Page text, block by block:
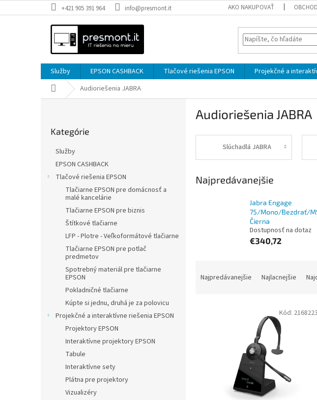
na
+421 905 391 964 info@presmont.it AKO NAKUPOVAŤ
Služby EPSON CASHBACK Tlačové riešenia EPSON Projekčné a
DomovAudioriešenia JABRA
kategórie
Kategórie
Služby
EPSON CASHBACK
Tlačové riešenia EPSON
Tlačiarne EPSON pre domácnosť a
malé kancelárie
Tlačiarne EPSON pre biznis
Štítkové tlačiarne
LFP - Plotre - Veľkoformátové tlačiarne
Tlačiarne EPSON pre potlač
predmetov
Spotrebný materiál pre tlačiarne
EPSON
Pokladničné tlačiarne
Kúpte si jednu, druhá je za polovicu
Projekčné a interaktívne riešenia EPSON
Projektory EPSON
Interaktívne projektory EPSON
Tabule
Interaktívne sety
Plátna pre projektory
Vizualizéry
Audioriešenia JABRA
Slúchadlá JABRA
Najpredávanejšie
Jabra Engage
75/Mono/Bezdrať/
Čierna
Dostupnosť na dotaz
€340,72
Najpredávanejšie Najlacnejšie
Kód: